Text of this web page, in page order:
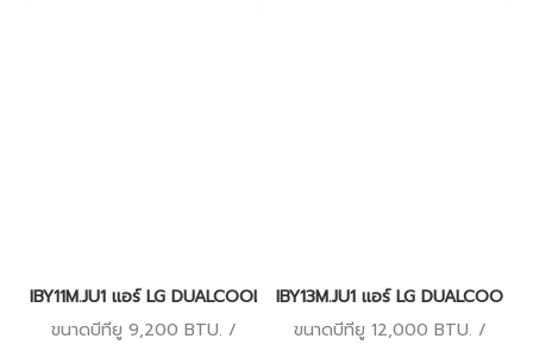
IBY11M.JU1 แอร์ LG DUALCOOL IBY แอร์แอลจี อินเวอร์เตอร์ น้ำย
ขนาดบีทียู 9,200 BTU. /
IBY13M.JU1 แอร์ LG
ขนาดบีทียู 12,000 BTU. /